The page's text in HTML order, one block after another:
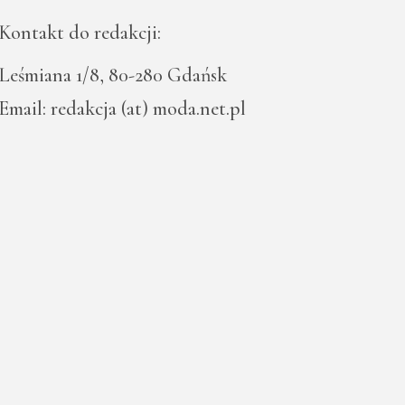
Kontakt do redakcji:
Leśmiana 1/8, 80-280 Gdańsk
Email: redakcja (at) moda.net.pl